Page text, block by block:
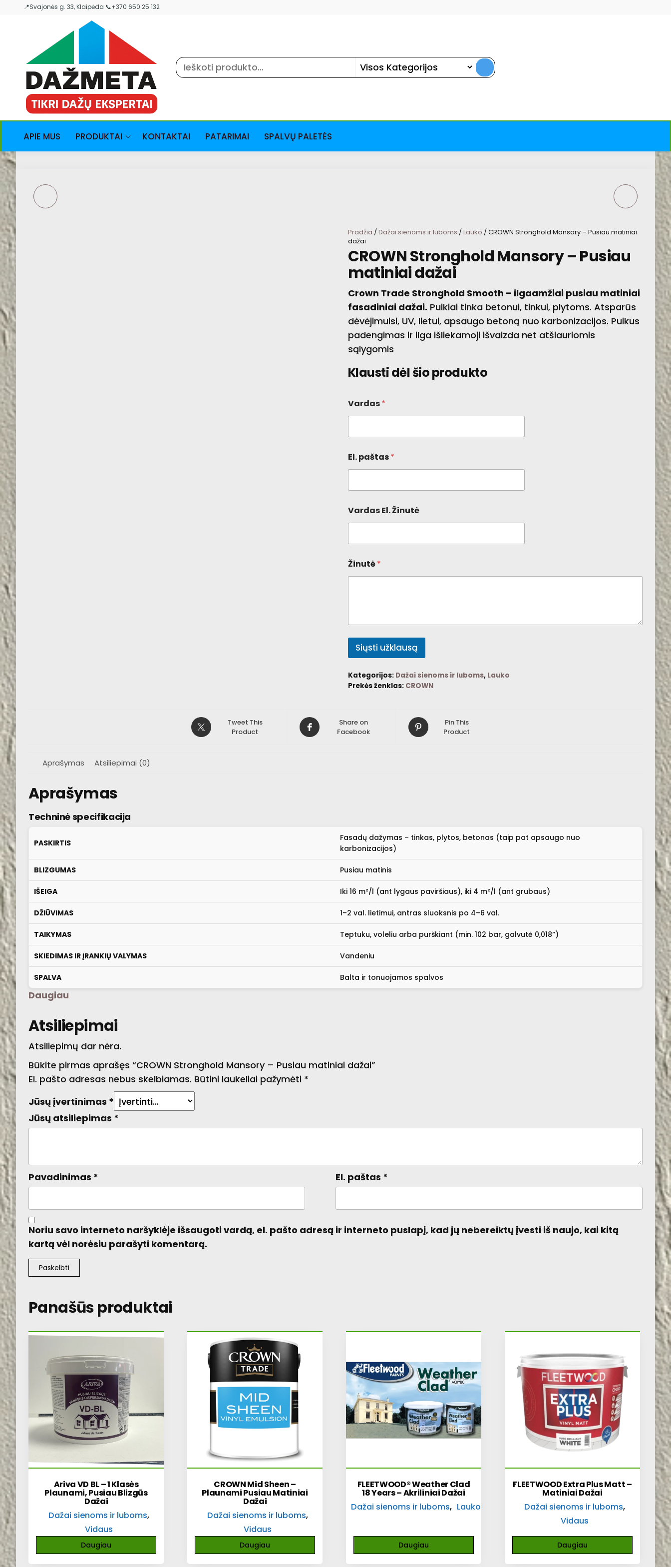
📍Svajonės g. 33, Klaipėda 📞+370 650 25 132
APIE MUS PRODUKTAI KONTAKTAI PATARIMAI SPALVŲ PALETĖS
SIGNOCRYL - VIENO
Pradžia / Dažai sienoms ir luboms / Lauko / CROWN Stronghold Mansory – Pusiau matiniai
dažai
CROWN Stronghold Mansory – Pusiau
matiniai dažai
Crown Trade Stronghold Smooth – ilgaamžiai pusiau matiniai
fasadiniai dažai. Puikiai tinka betonui, tinkui, plytoms. Atsparūs
dėvėjimuisi, UV, lietui, apsaugo betoną nuo karbonizacijos. Puikus
padengimas ir ilga išliekamoji išvaizda net atšiauriomis
sąlygomis
Klausti dėl šio produkto
Vardas*
El. paštas*
Vardas El. Žinutė
Žinutė*
Siųsti užklausą
Kategorijos: Dažai sienoms ir luboms, Lauko
Prekės ženklas: CROWN
Tweet This
Product
Share on
Facebook
Pin This
Product
Aprašymas Atsiliepimai (0)
Aprašymas
Techninė specifikacija
PASKIRTIS
Fasadų dažymas – tinkas, plytos, betonas (taip pat apsaugo nuo
karbonizacijos)
BLIZGUMAS Pusiau matinis
IŠEIGA Iki 16 m²/l (ant lygaus paviršiaus), iki 4 m²/l (ant grubaus)
DŽIŪVIMAS 1–2 val. lietimui, antras sluoksnis po 4–6 val.
TAIKYMAS Teptuku, voleliu arba purškiant (min. 102 bar, galvutė 0,018“)
SKIEDIMAS IR ĮRANKIŲ VALYMAS Vandeniu
SPALVA Balta ir tonuojamos spalvos
Daugiau
Atsiliepimai
Atsiliepimų dar nėra.
Būkite pirmas aprašęs “CROWN Stronghold Mansory – Pusiau matiniai dažai”
El. pašto adresas nebus skelbiamas. Būtini laukeliai pažymėti *
Jūsų įvertinimas *
Jūsų atsiliepimas *
Pavadinimas * El. paštas *
Noriu savo interneto naršyklėje išsaugoti vardą, el. pašto adresą ir interneto puslapį, kad jų nebereiktų įvesti iš naujo, kai kitą
kartą vėl norėsiu parašyti komentarą.
Panašūs produktai
Ariva VD BL – 1 Klasės
Plaunami, Pusiau Blizgūs
Dažai
Dažai sienoms ir luboms,
Vidaus
Daugiau
CROWN Mid Sheen –
Plaunami Pusiau Matiniai
Dažai
Dažai sienoms ir luboms,
Vidaus
Daugiau
FLEETWOOD® Weather Clad
18 Years – Akriliniai Dažai
Dažai sienoms ir luboms, Lauko
Daugiau
FLEETWOOD Extra Plus Matt –
Matiniai Dažai
Dažai sienoms ir luboms,
Vidaus
Daugiau